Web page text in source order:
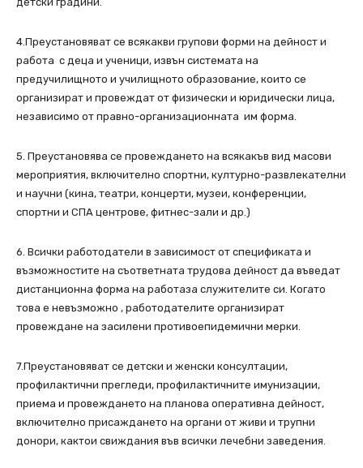
4.Преустановяват се всякакви групови форми на дейност и
работа с деца и ученици, извън системата на
предучилищното и училищното образование, които се
организират и провеждат от физически и юридически лица,
независимо от правно-организационната им форма.
5. Преустановява се провеждането на всякакъв вид масови
мероприятия, включително спортни, културно-развлекателни
и научни (кина, театри, концерти, музеи, конференции,
спортни и СПА центрове, фитнес-зали и др.)
6. Всички работодатели в зависимост от спецификата и
възможностите на съответната трудова дейност да въведат
дистанционна форма на работаза служителите си. Когато
това е невъзможно , работодателите организират
провеждане на засилени противоепидемични мерки.
7.Преустановяват се детски и женски консултации,
профилактични прегледи, профилактичните имунизации,
приема и провеждането на планова оперативна дейност,
включително присаждането на органи от живи и трупни
донори, кактои свиждания във всички лечебни заведения.